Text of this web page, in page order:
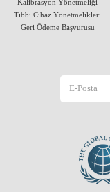
Kalibrasyon Yönetmeliği
Tıbbi Cihaz Yönetmelikleri
Geri Ödeme Başvurusu